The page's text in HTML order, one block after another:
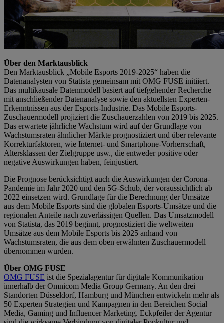
Über den Marktausblick
Den Marktausblick „Mobile Esports 2019-2025“ haben die
Datenanalysten von Statista gemeinsam mit OMG FUSE initiiert.
Das multikausale Datenmodell basiert auf tiefgehender Recherche
mit anschließender Datenanalyse sowie den aktuellsten Experten-
Erkenntnissen aus der Esports-Industrie. Das Mobile Esports-
Zuschauermodell projiziert die Zuschauerzahlen von 2019 bis 2025.
Das erwartete jährliche Wachstum wird auf der Grundlage von
Wachstumsraten ähnlicher Märkte prognostiziert und über relevante
Korrekturfaktoren, wie Internet- und Smartphone-Vorherrschaft,
Altersklassen der Zielgruppe usw., die entweder positive oder
negative Auswirkungen haben, feinjustiert.
Die Prognose berücksichtigt auch die Auswirkungen der Corona-
Pandemie im Jahr 2020 und den 5G-Schub, der voraussichtlich ab
2022 einsetzen wird. Grundlage für die Berechnung der Umsätze
aus dem Mobile Esports sind die globalen Esports-Umsätze und die
regionalen Anteile nach zuverlässigen Quellen. Das Umsatzmodell
von Statista, das 2019 beginnt, prognostiziert die weltweiten
Umsätze aus dem Mobile Esports bis 2025 anhand von
Wachstumsraten, die aus dem oben erwähnten Zuschauermodell
übernommen wurden.
Über OMG FUSE
OMG FUSE ist die Spezialagentur für digitale Kommunikation
innerhalb der Omnicom Media Group Germany. An den drei
Standorten Düsseldorf, Hamburg und München entwickeln mehr als
50 Experten Strategien und Kampagnen in den Bereichen Social
Media, Gaming und Influencer Marketing. Eckpfeiler der Agentur